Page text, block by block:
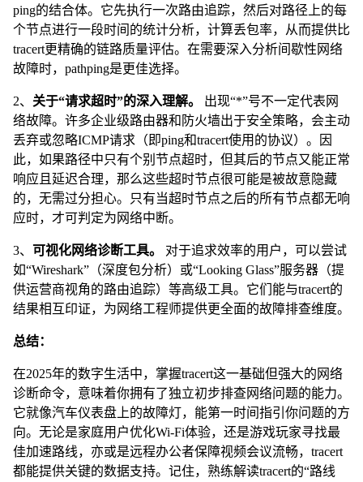
ping的结合体。它先执行一次路由追踪，然后对路径上的每
个节点进行一段时间的统计分析，计算丢包率，从而提供比
tracert更精确的链路质量评估。在需要深入分析间歇性网络
故障时，pathping是更佳选择。
2、 关于“请求超时”的深入理解。
出现“*”号不一定代表网
络故障。许多企业级路由器和防火墙出于安全策略，会主动
丢弃或忽略ICMP请求（即ping和tracert使用的协议）。因
此，如果路径中只有个别节点超时，但其后的节点又能正常
响应且延迟合理，那么这些超时节点很可能是被故意隐藏
的，无需过分担心。只有当超时节点之后的所有节点都无响
应时，才可判定为网络中断。
3、 可视化网络诊断工具。
对于追求效率的用户，可以尝试
如“Wireshark”（深度包分析）或“Looking Glass”服务器（提
供运营商视角的路由追踪）等高级工具。它们能与tracert的
结果相互印证，为网络工程师提供更全面的故障排查维度。
总结：
在2025年的数字生活中，掌握tracert这一基础但强大的网络
诊断命令，意味着你拥有了独立初步排查网络问题的能力。
它就像汽车仪表盘上的故障灯，能第一时间指引你问题的方
向。无论是家庭用户优化Wi-Fi体验，还是游戏玩家寻找最
佳加速路线，亦或是远程办公者保障视频会议流畅，tracert
都能提供关键的数据支持。记住，熟练解读tracert的“路线